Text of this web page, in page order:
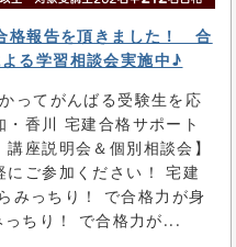
報告を頂きました！ 合
る学習相談会実施中♪
ってがんばる受験生を応
香川 宅建合格サポート
座説明会＆個別相談会】
ご参加ください！ 宅建
っちり！ で合格力が身
っちり！ で合格力が...